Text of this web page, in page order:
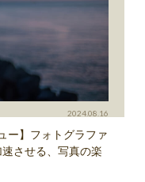
2024.08.16
ー】フォトグラファ
させる、写真の楽